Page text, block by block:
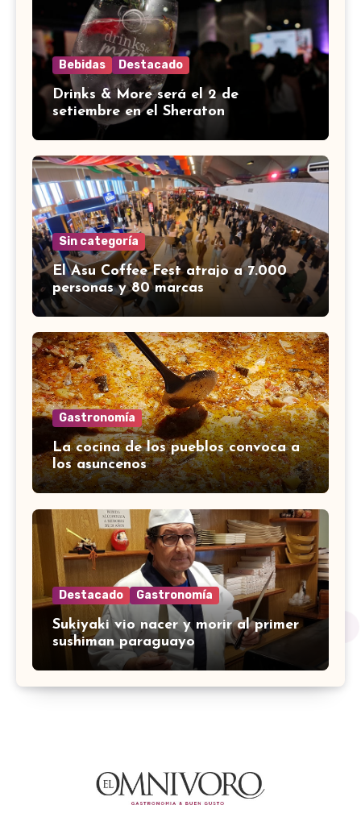
Bebidas Destacado
Drinks & More será el 2 de
setiembre en el Sheraton
Sin categoría
El Asu Coffee Fest atrajo a 7.000
personas y 80 marcas
Gastronomía
La cocina de los pueblos convoca a
los asuncenos
Destacado Gastronomía
Sukiyaki vio nacer y morir al primer
sushiman paraguayo